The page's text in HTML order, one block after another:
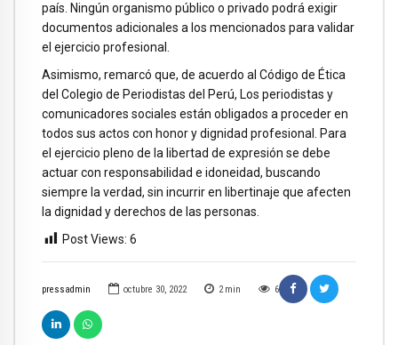
pressadmin octubre 30, 2022 2 min 6
país. Ningún organismo público o privado podrá exigir
documentos adicionales a los mencionados para validar
el ejercicio profesional.
Asimismo, remarcó que, de acuerdo al Código de Ética
del Colegio de Periodistas del Perú, Los periodistas y
comunicadores sociales están obligados a proceder en
todos sus actos con honor y dignidad profesional. Para
el ejercicio pleno de la libertad de expresión se debe
actuar con responsabilidad e idoneidad, buscando
siempre la verdad, sin incurrir en libertinaje que afecten
la dignidad y derechos de las personas.
Post Views: 6